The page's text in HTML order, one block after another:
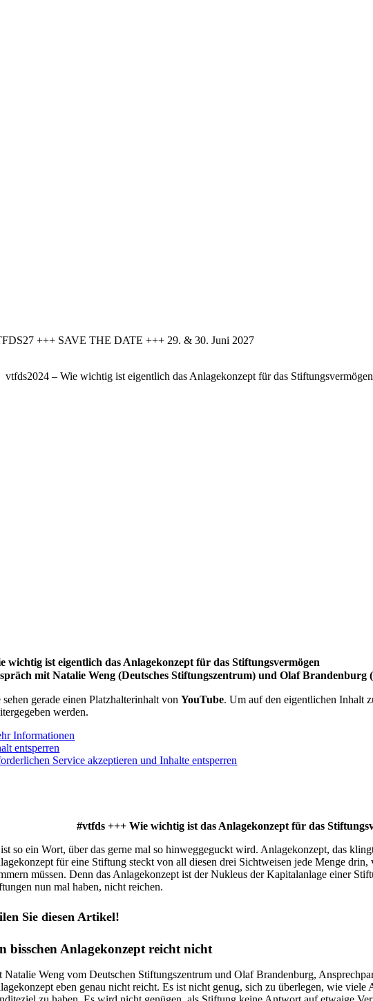
+++ SAVE THE DATE +++ 29. & 30. Juni 2027
vtfds2024 – Wie wichtig ist eigentlich das Anlagekonzept für das
wichtig ist eigentlich das Anlagekonzept für das Stiftungsvermögen
mit Natalie Weng (Deutsches Stiftungszentrum) und Olaf Brandenburg
sehen gerade einen Platzhalterinhalt vonYouTube. Um auf den eigentlichen Inhalt
werden.
Informationen
entsperren
Service akzeptieren und Inhalte entsperren
#vtfds +++ Wie wichtig ist das Anlagekonzept für das
so ein Wort, über das gerne mal so hinweggeguckt wird. Anlagekonzept, das
für eine Stiftung steckt von all diesen drei Sichtweisen jede Menge
müssen. Denn das Anlagekonzept ist der Nukleus der Kapitalanlage einer
nun mal haben, nicht reichen.
Sie diesen Artikel!
bisschen Anlagekonzept reicht nicht
Natalie Weng vom Deutschen Stiftungszentrum und Olaf Brandenburg,
eben genau nicht reicht. Es ist nicht genug, sich zu überlegen, wie